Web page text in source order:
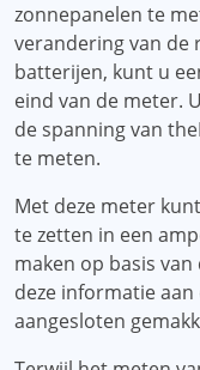
zonnepanelen te
verandering van de
batterijen, kunt u
eind van de meter.
de spanning van
te meten.
Met deze meter
te zetten in een
maken op basis
deze informatie
aangesloten